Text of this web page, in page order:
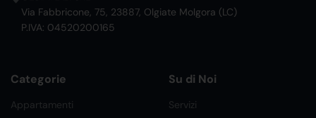
Via Fabbricone, 75, 23887, Olgiate Molgora (LC)
P.IVA: 04520200165
Categorie
Appartamenti
Su di Noi
Servizi